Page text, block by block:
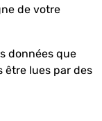
de votre
données que
être lues par des